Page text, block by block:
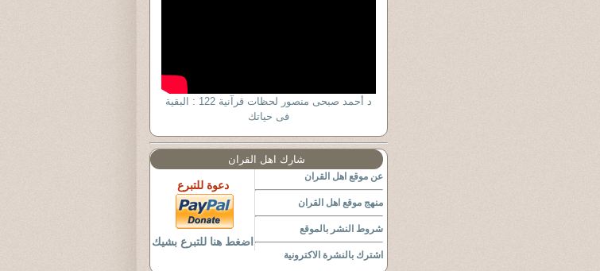
د أحمد صبحى منصور لحظات قرآنية 122 : البقية
فى حياتك
شارك اهل القران
عن موقع اهل القران
منهج موقع اهل القران
شروط النشر بالموقع
اشترك بالنشرة الاكترونية
دعوة للتبرع
اضغط هنا للتبرع بشيك